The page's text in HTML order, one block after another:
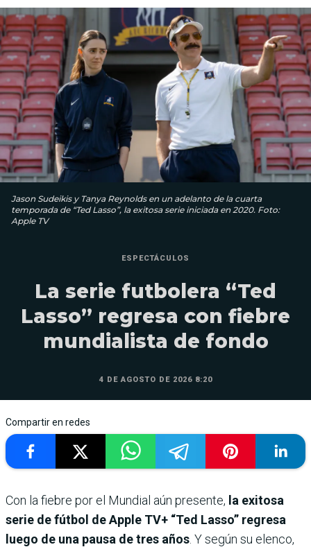
Jason Sudeikis y Tanya Reynolds en un adelanto de la cuarta
temporada de “Ted Lasso”, la exitosa serie iniciada en 2020. Foto:
Apple TV
ESPECTÁCULOS
La serie futbolera “Ted
Lasso” regresa con fiebre
mundialista de fondo
4 DE AGOSTO DE 2026 8:20
Compartir en redes
Con la fiebre por el Mundial aún presente, la exitosa
serie de fútbol de Apple TV+ “Ted Lasso” regresa
luego de una pausa de tres años . Y según su elenco,